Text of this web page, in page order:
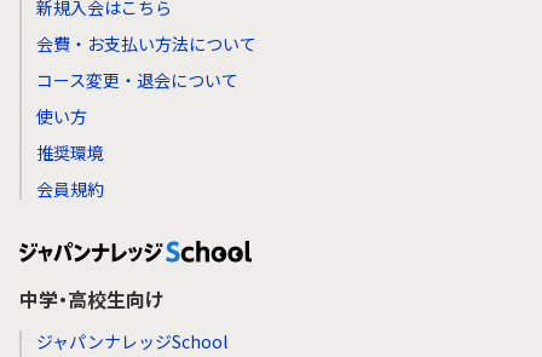
新規入会はこちら
会費・お支払い方法について
コース変更・退会について
使い方
推奨環境
会員規約
中学・高校生向け
ジャパンナレッジSchool